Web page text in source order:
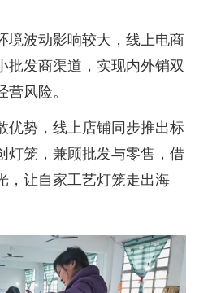
境波动影响较大，线上电商
批发商渠道，实现内外销双
风险。
优势，线上店铺同步推出标
灯笼，兼顾批发与零售，借
，让自家工艺灯笼走出海